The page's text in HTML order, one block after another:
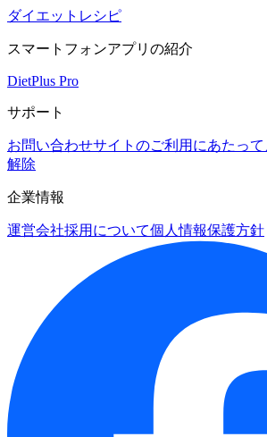
ダイエットレシピ
スマートフォンアプリの紹介
DietPlus Pro
サポート
お問い合わせサイトのご利用にあたって
解除
企業情報
運営会社採用について個人情報保護方針